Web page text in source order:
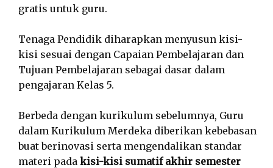
gratis untuk guru.
Tenaga Pendidik diharapkan menyusun kisi-
kisi sesuai dengan Capaian Pembelajaran dan
Tujuan Pembelajaran sebagai dasar dalam
pengajaran Kelas 5.
Berbeda dengan kurikulum sebelumnya, Guru
dalam Kurikulum Merdeka diberikan kebebasan
buat berinovasi serta mengendalikan standar
materi pada kisi-kisi sumatif akhir semester